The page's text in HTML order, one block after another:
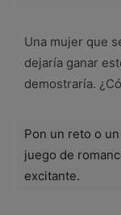
Una mujer que
dejaría ganar
demostraría.
Pon un reto o
juego de
excitante.